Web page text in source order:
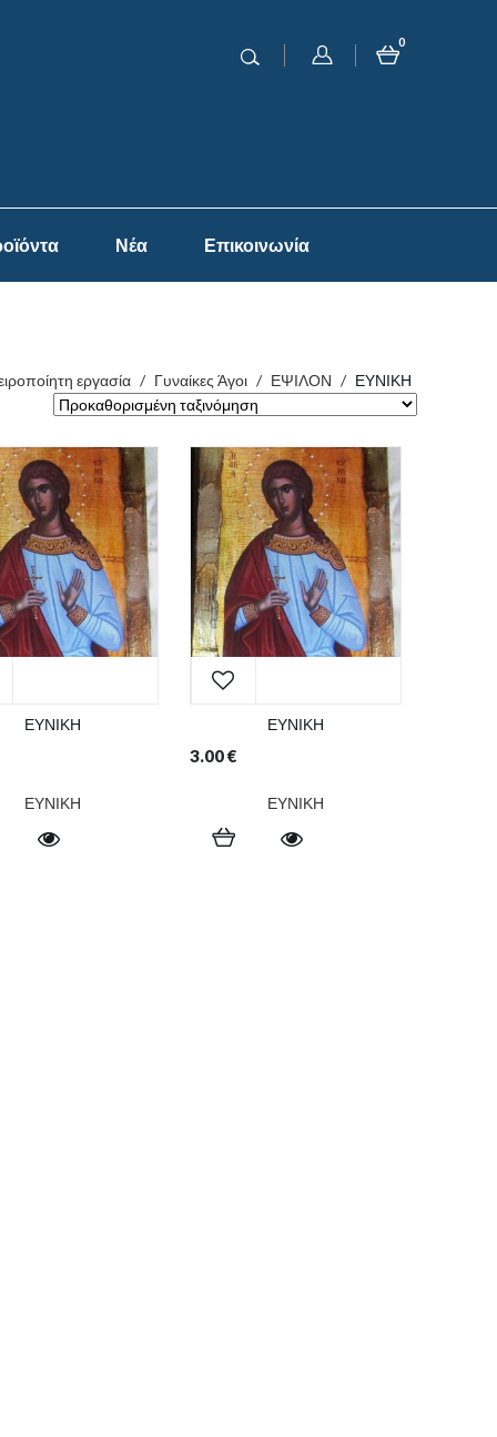
0
Νέα Επικοινωνία
εργασία / Γυναίκες Άγοι / ΕΨΙΛΟΝ / ΕΥΝΙΚΗ
ΕΥΝΙΚΗ
ΕΥΝΙΚΗ
ΕΥΝΙΚΗ
3.00€
ΕΥΝΙΚΗ